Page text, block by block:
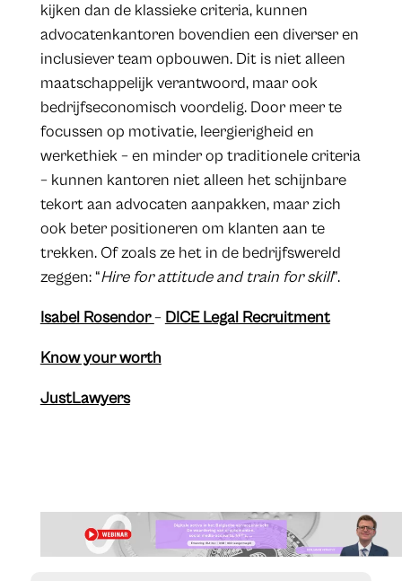
kijken dan de klassieke criteria, kunnen
advocatenkantoren bovendien een diverser en
inclusiever team opbouwen. Dit is niet alleen
maatschappelijk verantwoord, maar ook
bedrijfseconomisch voordelig. Door meer te
focussen op motivatie, leergierigheid en
werkethiek – en minder op traditionele criteria
– kunnen kantoren niet alleen het schijnbare
tekort aan advocaten aanpakken, maar zich
ook beter positioneren om klanten aan te
trekken. Of zoals ze het in de bedrijfswereld
zeggen: “Hire for attitude and train for skill”.
Isabel Rosendor– DICE Legal Recruitment
Know your worth
JustLawyers